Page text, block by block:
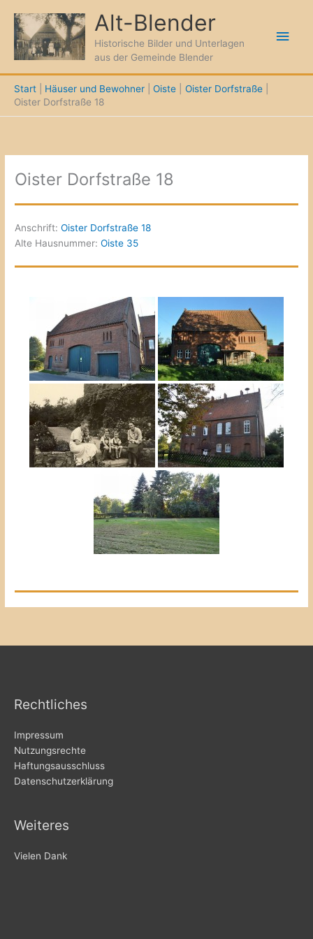
Inhalt
springen
Alt-Blender
Historische Bilder und Unterlagen
aus der Gemeinde Blender
Start Häuser und Bewohner Oiste
Oister Dorfstraße
Oister Dorfstraße 18
Oister Dorfstraße 18
Anschrift:Oister Dorfstraße 18
Alte Hausnummer:Oiste 35
Rechtliches
Impressum
Nutzungsrechte
Haftungsausschluss
Datenschutzerklärung
Weiteres
Vielen Dank